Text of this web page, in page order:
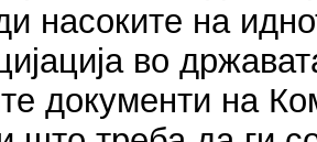
насоките на
во
документи на